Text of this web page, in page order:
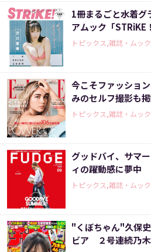
1冊まるごと水着
アムック「STRiKE
トピックス,雑誌・ムック
今こそファッショ
みのセルフ撮影も
トピックス,雑誌・ムック
グッドバイ、サマ
ィの躍動感に夢中
トピックス,雑誌・ムック
"くぼちゃん"久保
ビア ２号連続乃